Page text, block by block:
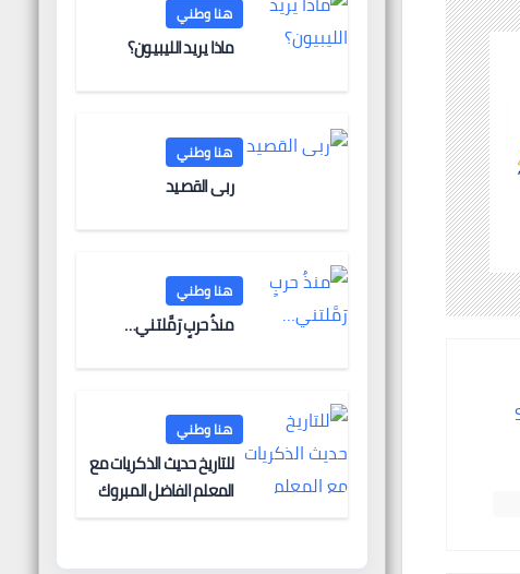
هنا وطني
ماذا يريد الليبيون؟
هنا وطني
ربى القصيد
هنا وطني
منذُ حربٍ رَمَّلتني…
هنا وطني
للتاريخ حديث الذكريات مع
المعلم الفاضل المبروك